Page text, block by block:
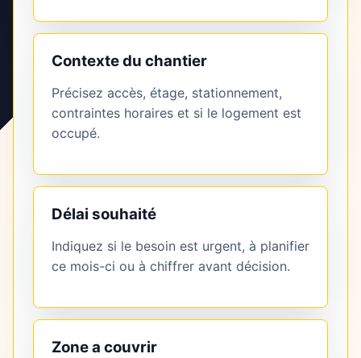
Contexte du chantier
Précisez accès, étage, stationnement,
contraintes horaires et si le logement est
occupé.
Délai souhaité
Indiquez si le besoin est urgent, à planifier
ce mois-ci ou à chiffrer avant décision.
Zone a couvrir